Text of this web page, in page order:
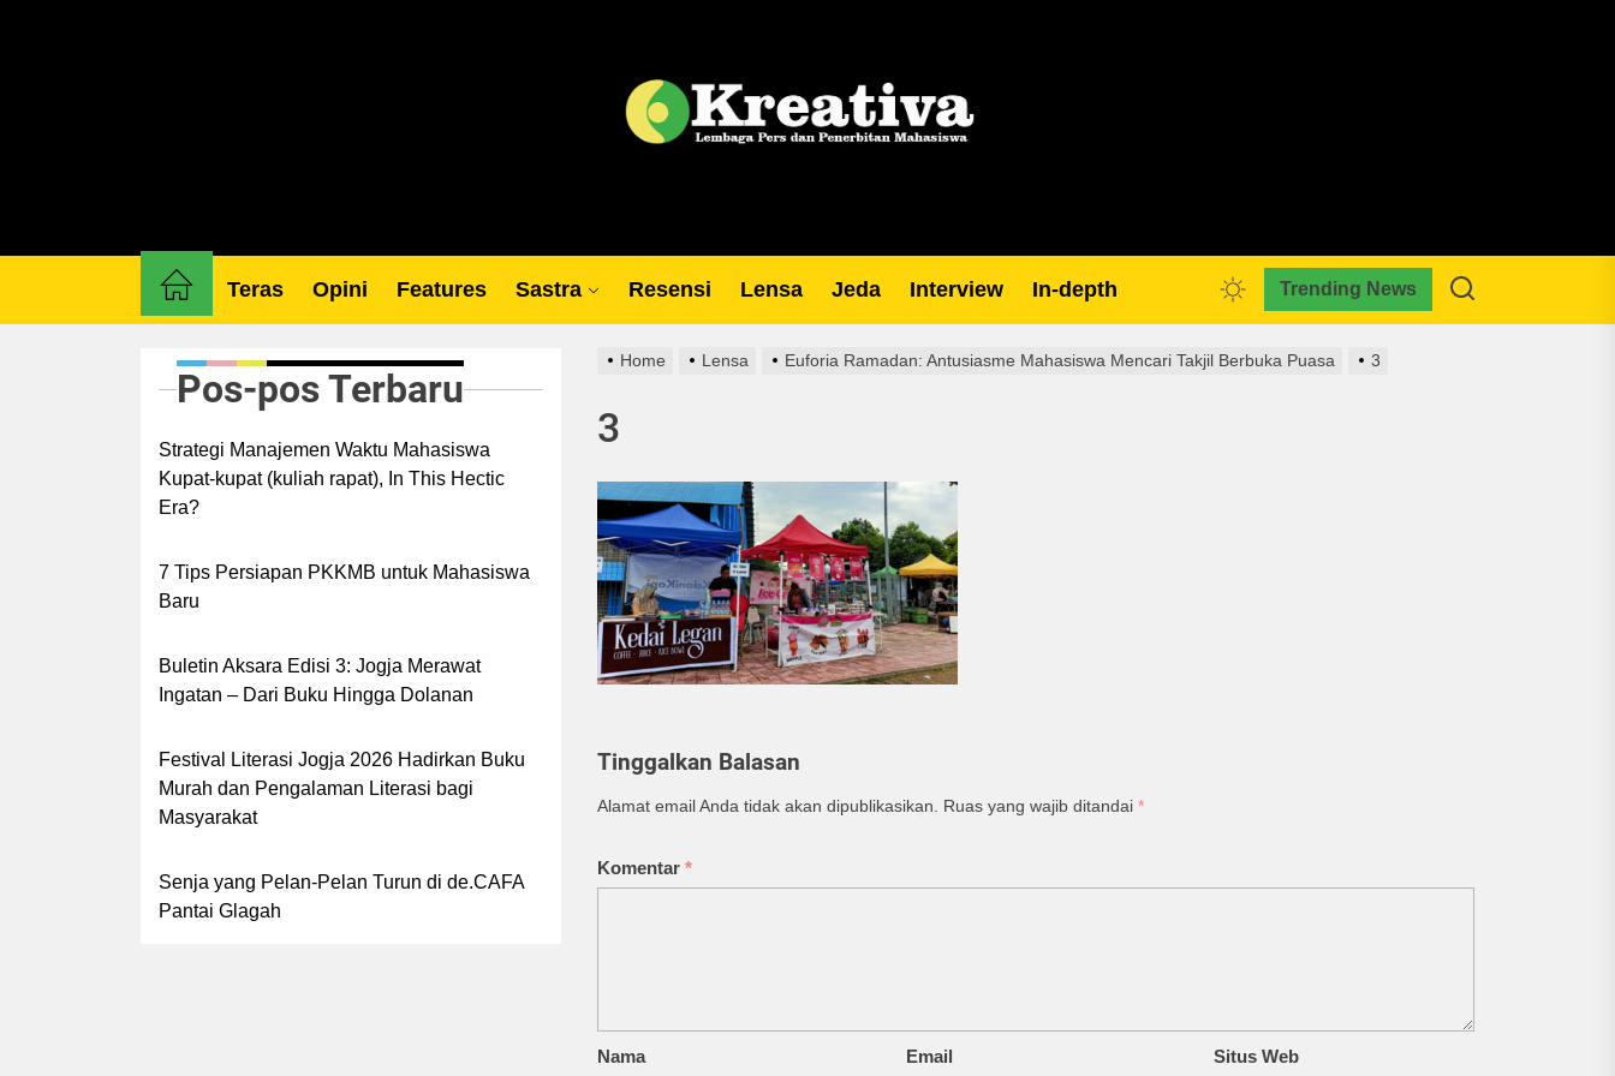
Teras Opini Features Sastra Resensi Lensa Jeda Interview In-depth Trending News
Home Lensa Euforia Ramadan: Antusiasme Mahasiswa Mencari Takjil Berbuka Puasa 3
3
Tinggalkan Balasan
Alamat email Anda tidak akan dipublikasikan. Ruas yang wajib ditandai *
Komentar *
Nama Email Situs Web
Pos-pos Terbaru
Strategi Manajemen Waktu Mahasiswa
Kupat-kupat (kuliah rapat), In This Hectic
Era?
7 Tips Persiapan PKKMB untuk Mahasiswa
Baru
Buletin Aksara Edisi 3: Jogja Merawat
Ingatan – Dari Buku Hingga Dolanan
Festival Literasi Jogja 2026 Hadirkan Buku
Murah dan Pengalaman Literasi bagi
Masyarakat
Senja yang Pelan-Pelan Turun di de.CAFA
Pantai Glagah